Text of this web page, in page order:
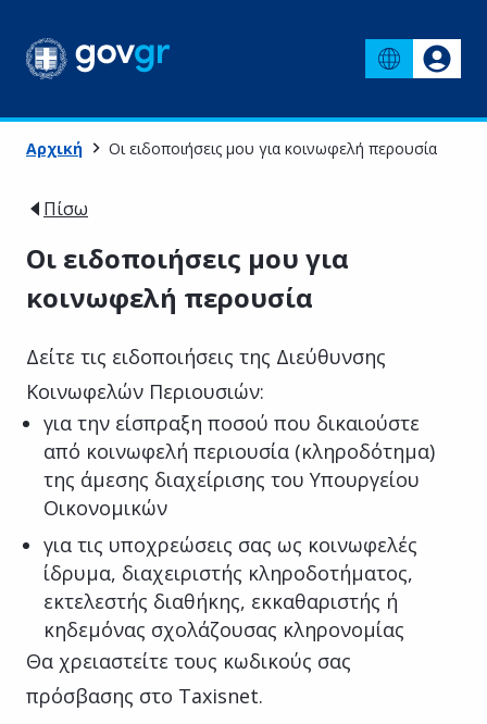
Αρχική Οι ειδοποιήσεις μου για κοινωφελή περουσία
Πίσω
Οι ειδοποιήσεις μου για
κοινωφελή περουσία
Δείτε τις ειδοποιήσεις της Διεύθυνσης
Κοινωφελών Περιουσιών:
για την είσπραξη ποσού που δικαιούστε
από κοινωφελή περιουσία (κληροδότημα)
της άμεσης διαχείρισης του Υπουργείου
Οικονομικών
για τις υποχρεώσεις σας ως κοινωφελές
ίδρυμα, διαχειριστής κληροδοτήματος,
εκτελεστής διαθήκης, εκκαθαριστής ή
κηδεμόνας σχολάζουσας κληρονομίας
Θα χρειαστείτε τους κωδικούς σας
πρόσβασης στο Taxisnet.